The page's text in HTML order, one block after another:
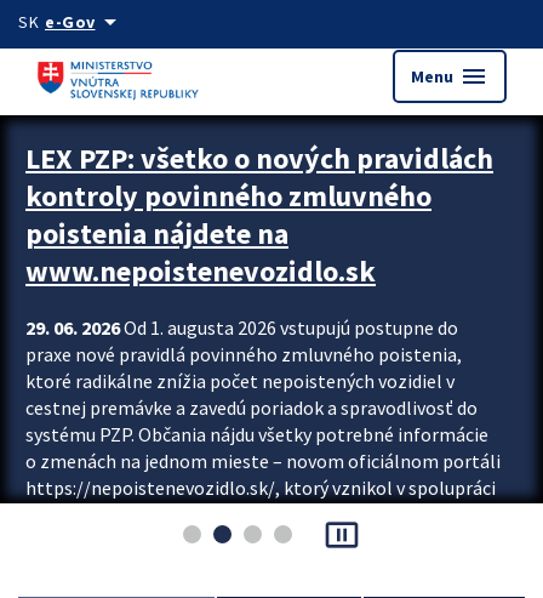
Preskocit na hlavný obsah
SK e-Govarrow_drop_down
Menu menu
Zastavit automatický posun upútavok
LEX PZP: všetko o nových pravidlách
kontroly povinného zmluvného
poistenia nájdete na
www.nepoistenevozidlo.sk
29. 06. 2026Od 1. augusta 2026 vstupujú postupne do
praxe nové pravidlá povinného zmluvného poistenia,
ktoré radikálne znížia počet nepoistených vozidiel v
cestnej premávke a zavedú poriadok a spravodlivosť do
systému PZP. Občania nájdu všetky potrebné informácie
o zmenách na jednom mieste – novom oficiálnom portáli
https://nepoistenevozidlo.sk/, ktorý vznikol v spolupráci
asociácie poisťovní (SLASPO) a Ministerstva vnútra SR.
pause_presentation